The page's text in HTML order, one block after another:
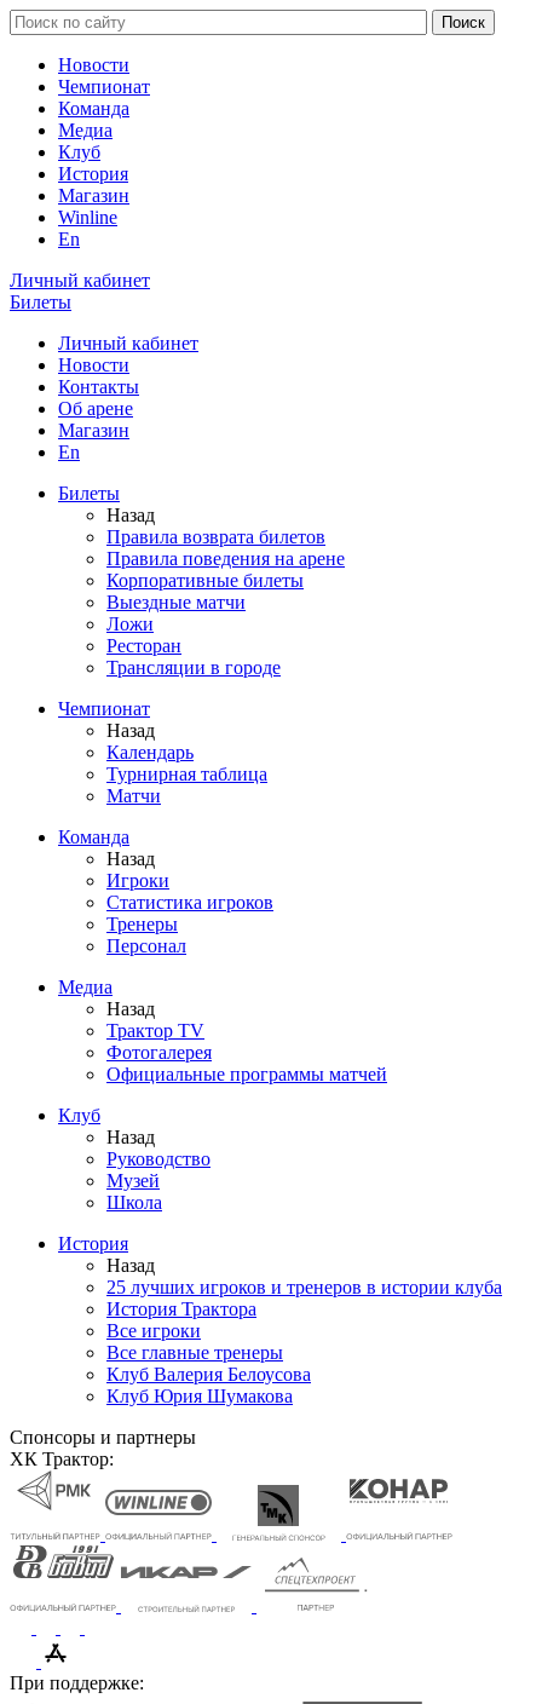
Новости
Чемпионат
Команда
Медиа
Клуб
История
Магазин
Winline
En
Личный кабинет
Билеты
Личный кабинет
Новости
Контакты
Об арене
Магазин
En
Билеты
Назад
Правила возврата билетов
Правила поведения на арене
Корпоративные билеты
Выездные матчи
Ложи
Ресторан
Трансляции в городе
Чемпионат
Назад
Календарь
Турнирная таблица
Матчи
Команда
Назад
Игроки
Статистика игроков
Тренеры
Персонал
Медиа
Назад
Трактор TV
Фотогалерея
Официальные программы матчей
Клуб
Назад
Руководство
Музей
Школа
История
Назад
25 лучших игроков и тренеров в истории клуба
История Трактора
Все игроки
Все главные тренеры
Клуб Валерия Белоусова
Клуб Юрия Шумакова
Спонсоры и партнеры
ХК Трактор:
При поддержке: